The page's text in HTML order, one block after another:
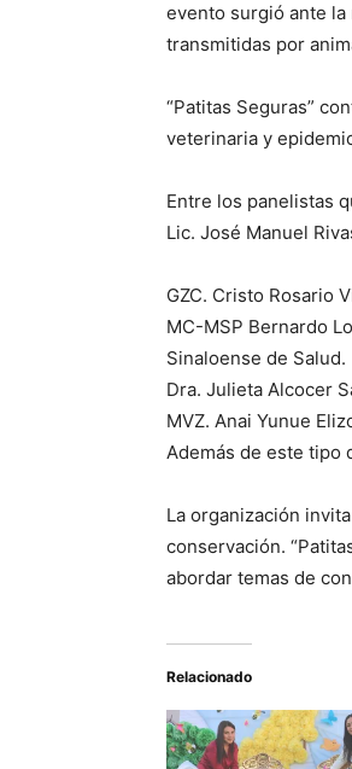
evento surgió ante
transmitidas por
“Patitas Seguras”
veterinaria y
Entre los panelistas
Lic. José Manuel
GZC. Cristo Rosario
MC-MSP Bernardo
Sinaloense de Salud.
Dra. Julieta Alcocer
MVZ. Anai Yunue
Además de este tipo
La organización
conservación.
abordar temas de
Relacionado